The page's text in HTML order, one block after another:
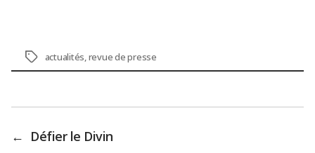
Étiquettes
actualités,revue de presse
← Défier le Divin